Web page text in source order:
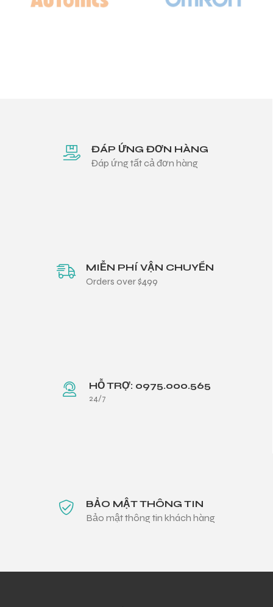
ĐÁP ỨNG ĐƠN HÀNG
Đáp ứng tất cả đơn hàng
MIỄN PHÍ VẬN CHUYỂN
Orders over $499
HỖ TRỢ: 0975.000.565
24/7
BẢO MẬT THÔNG TIN
Bảo mật thông tin khách hàng